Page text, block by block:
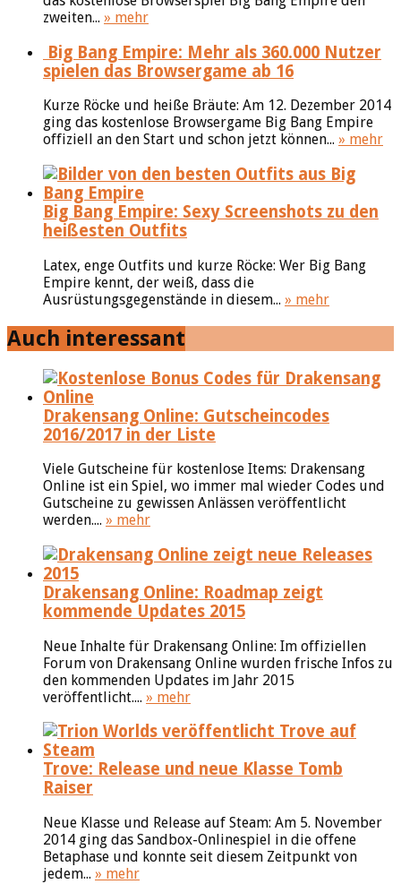
zweiten... » mehr
Big Bang Empire: Mehr als 360.000 Nutzer
spielen das Browsergame ab 16
Kurze Röcke und heiße Bräute: Am 12. Dezember 2014
ging das kostenlose Browsergame Big Bang Empire
offiziell an den Start und schon jetzt können... » mehr
Big Bang Empire: Sexy Screenshots zu den
heißesten Outfits
Latex, enge Outfits und kurze Röcke: Wer Big Bang
Empire kennt, der weiß, dass die
Ausrüstungsgegenstände in diesem... » mehr
Auch interessant
Drakensang Online: Gutscheincodes
2016/2017 in der Liste
Viele Gutscheine für kostenlose Items: Drakensang
Online ist ein Spiel, wo immer mal wieder Codes und
Gutscheine zu gewissen Anlässen veröffentlicht
werden.... » mehr
Drakensang Online: Roadmap zeigt
kommende Updates 2015
Neue Inhalte für Drakensang Online: Im offiziellen
Forum von Drakensang Online wurden frische Infos zu
den kommenden Updates im Jahr 2015
veröffentlicht.... » mehr
Trove: Release und neue Klasse Tomb
Raiser
Neue Klasse und Release auf Steam: Am 5. November
2014 ging das Sandbox-Onlinespiel in die offene
Betaphase und konnte seit diesem Zeitpunkt von
jedem... » mehr